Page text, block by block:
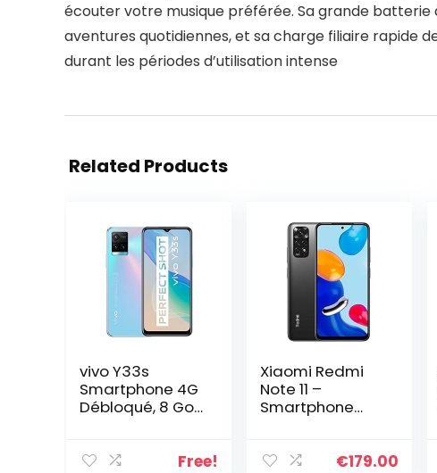
écouter votre musique préférée. Sa grande
aventures quotidiennes, et sa charge filiaire rapide
durant les périodes d’utilisation intense
Related Products
vivo Y33s
Smartphone 4G
Débloqué, 8 Go
Principal de
Free!
Xiaomi Redmi
Note 11 –
Smartphone
DotDisplay,€179.00